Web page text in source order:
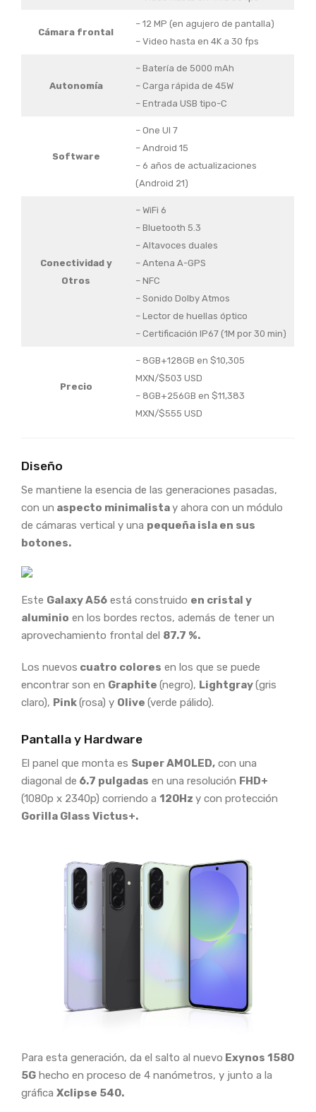
Cámara frontal
– 12 MP (en agujero de pantalla)
– Video hasta en 4K a 30 fps
Autonomía
– Batería de 5000 mAh
– Carga rápida de 45W
– Entrada USB tipo-C
Software
– One UI 7
– Android 15
– 6 años de actualizaciones
(Android 21)
Conectividad y
Otros
– WiFi 6
– Bluetooth 5.3
– Altavoces duales
– Antena A-GPS
– NFC
– Sonido Dolby Atmos
– Lector de huellas óptico
– Certificación IP67 (1M por 30 min)
Precio
– 8GB+128GB en $10,305
MXN/$503 USD
– 8GB+256GB en $11,383
MXN/$555 USD
Diseño
Se mantiene la esencia de las generaciones pasadas,
con un aspecto minimalistay ahora con un módulo
de cámaras vertical y una pequeña isla en sus
botones.
Este Galaxy A56 está construido en cristal y
aluminio en los bordes rectos, además de tener un
aprovechamiento frontal del 87.7 %.
Los nuevos cuatro colores en los que se puede
encontrar son en Graphite (negro), Lightgray(gris
claro), Pink(rosa) y Olive (verde pálido).
Pantalla y Hardware
El panel que monta es Super AMOLED, con una
diagonal de 6.7 pulgadas en una resolución FHD+
(1080p x 2340p) corriendo a 120Hz y con protección
Gorilla Glass Victus+.
Para esta generación, da el salto al nuevo Exynos 1580
5G hecho en proceso de 4 nanómetros, y junto a la
gráfica Xclipse 540.